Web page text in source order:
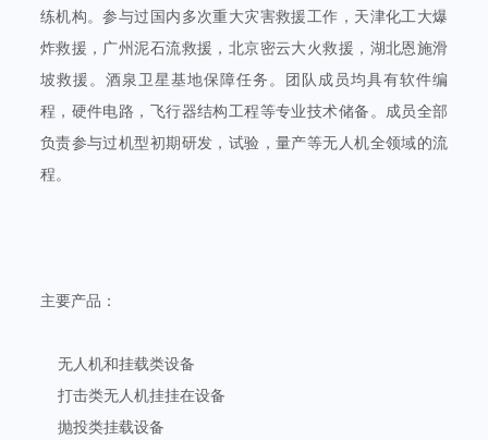
练机构。参与过国内多次重大灾害救援工作，天津化工大爆
炸救援，广州泥石流救援，北京密云大火救援，湖北恩施滑
坡救援。酒泉卫星基地保障任务。团队成员均具有软件编
程，硬件电路，飞行器结构工程等专业技术储备。成员全部
负责参与过机型初期研发，试验，量产等无人机全领域的流
程。
主要产品：
无人机和挂载类设备
打击类无人机挂挂在设备
抛投类挂载设备